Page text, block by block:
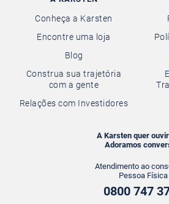
Conheça a Karsten
Encontre uma loja
Blog
Construa sua trajetória
com a gente
Relações com Investidores
A Karsten quer
Adoramos
Atendimento ao
Pessoa Física
0800 747